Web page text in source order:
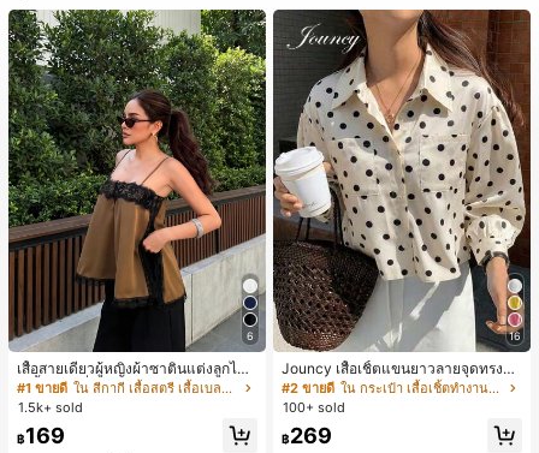
6
เสื้อสายเดี่ยวผู้หญิงผ้าซาตินแต่งลูกไม้
- เสื้อสายเดี่ยวฤดูร้อนสีคากีมีรอยผ่าด้า
นข้างที่น่าดึงดูดแบบสบายๆ
#1 ขายดี
ใน สีกากี เสื้อสตรี เสื้อเบลาส์ & Tee
1.5k+ sold
฿169
16
Jouncy เสื้อเชิ้ตแขนยาวลายจุดทรงหล
วมสำหรับผู้หญิง
#2 ขายดี
ใน กระเป๋า เสื้อเชิ้ตทำงานมีกระเป๋า
100+ sold
฿269